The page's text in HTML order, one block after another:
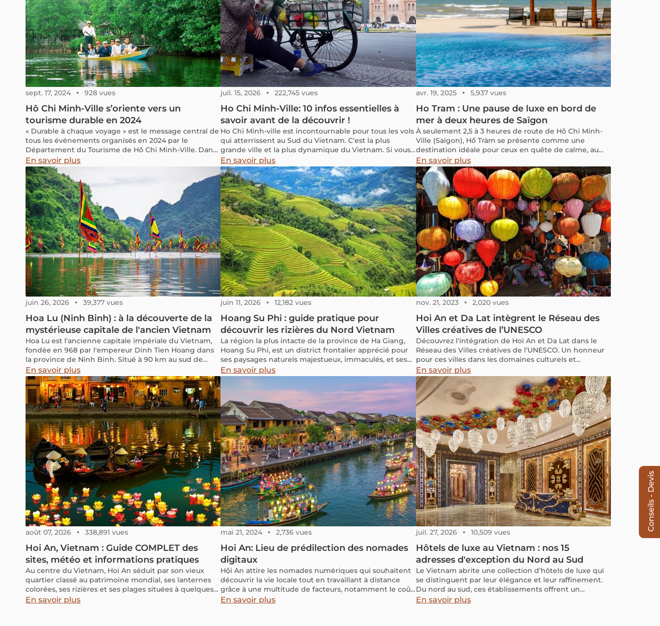
sept. 17, 2024 928 vues
Hô Chi Minh-Ville s’oriente vers un
tourisme durable en 2024
« Durable à chaque voyage » est le message central de
tous les événements organisés en 2024 par le
Département du Tourisme de Hô Chi Minh-Ville. Dans
le cadre de la transition énergétique sans émissions
visant un développement durable, les autorités de la
métropole du sud, en collaboration avec des
partenaires dans le domaine du tourisme, ont
activement proposé aux voyageurs des circuits de
tourisme responsables lors du salon ITE HCMC 2024 (le
18ème Salon International du Tourisme, un événement
de premier plan et de grande envergure au Vietnam).
En savoir plus
juil. 15, 2026 222,745 vues
Ho Chi Minh-Ville: 10 infos essentielles à
savoir avant de la découvrir !
Ho Chi Minh-ville est incontournable pour tous les vols
qui atterrissent au Sud du Vietnam. C'est la plus
grande ville et la plus dynamique du Vietnam. Si vous
ne connaissez pas cette ville et que vous vous
demandez quoi faire ou quoi visiter, cet article est
pour vous. Vietnam Découverte vous fournit toutes les
informations pratiques sur la météo, les
déplacements, gastronomie,... ainsi que sur tous les
sites incontournables de Ho Chi Minh-ville.
En savoir plus
avr. 19, 2025 5,937 vues
Ho Tram : Une pause de luxe en bord de
mer à deux heures de Saïgon
À seulement 2,5 à 3 heures de route de Hô Chi Minh-
Ville (Saïgon), Hồ Tràm se présente comme une
destination idéale pour ceux en quête de calme, au
bord de la mer, loin du tumulte urbain. Grâce à sa
proximité, il est facile d’organiser une escapade courte
sans nécessiter de préparation complexe. Ho Tram est
l'endroit parfait pour un séjour de quelques jours,
offrant tout le nécessaire pour une détente complète.
En savoir plus
juin 26, 2026 39,377 vues
Hoa Lu (Ninh Binh) : à la découverte de la
mystérieuse capitale de l'ancien Vietnam
Hoa Lu est l'ancienne capitale impériale du Vietnam,
fondée en 968 par l'empereur Dinh Tien Hoang dans
la province de Ninh Binh. Situé à 90 km au sud de
Hanoï, ce site historique classé au patrimoine mondial
de l'UNESCO (au sein du complexe paysager de Trang
An) abrite deux temples royaux remarquables,
entourés de formations karstiques et de rizières.
Suivez ce guide complet pour préparer votre visite de
Hoa Lu et découvrir tous les trésors de la baie d'Halong
terrestre.
En savoir plus
juin 11, 2026 12,182 vues
Hoang Su Phi : guide pratique pour
découvrir les rizières du Nord Vietnam
La région la plus intacte de la province de Ha Giang,
Hoang Su Phi, est un district frontalier apprécié pour
ses paysages naturels majestueux, immaculés, et ses
magnifiques chaînes de hautes montagnes. Cet article
vous livre une série d’informations pratiques sur ses
sites à ne pas manquer.
En savoir plus
nov. 21, 2023 2,020 vues
Hoi An et Da Lat intègrent le Réseau des
Villes créatives de l’UNESCO
Découvrez l'intégration de Hoi An et Da Lat dans le
Réseau des Villes créatives de l’UNESCO. Un honneur
pour ces villes dans les domaines culturels et
artistiques.
En savoir plus
août 07, 2026 338,891 vues
Hoi An, Vietnam : Guide COMPLET des
sites, météo et informations pratiques
Au centre du Vietnam, Hoi An séduit par son vieux
quartier classé au patrimoine mondial, ses lanternes
colorées, ses rizières et ses plages situées à quelques
minutes du centre. Ancien port marchand d’Asie du
En savoir plus
mai 21, 2024 2,736 vues
Hoi An: Lieu de prédilection des nomades
digitaux
Hội An attire les nomades numériques qui souhaitent
découvrir la vie locale tout en travaillant à distance
grâce à une multitude de facteurs, notamment le coût
de la vie, la nature et l'architecture.
En savoir plus
juil. 27, 2026 10,509 vues
Hôtels de luxe au Vietnam : nos 15
adresses d'exception du Nord au Sud
Le Vietnam abrite une collection d’hôtels de luxe qui
se distinguent par leur élégance et leur raffinement.
Du nord au sud, ces établissements offrent un
équilibre parfait entre confort moderne et respect des
En savoir plus
Conseils - Devis